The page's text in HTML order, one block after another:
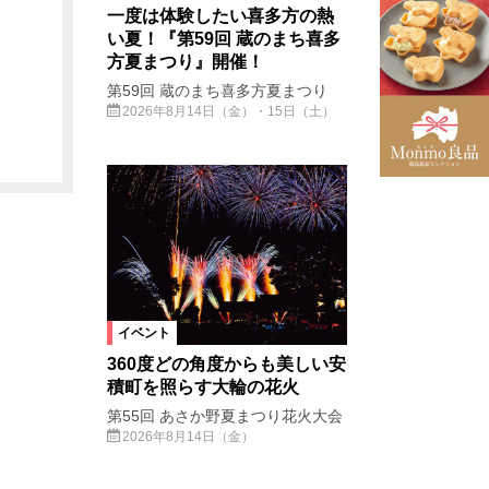
一度は体験したい喜多方の熱
い夏！『第59回 蔵のまち喜多
方夏まつり』開催！
第59回 蔵のまち喜多方夏まつり
2026年8月14日（金）・15日（土）
イベント
360度どの角度からも美しい安
積町を照らす大輪の花火
第55回 あさか野夏まつり花火大会
2026年8月14日（金）